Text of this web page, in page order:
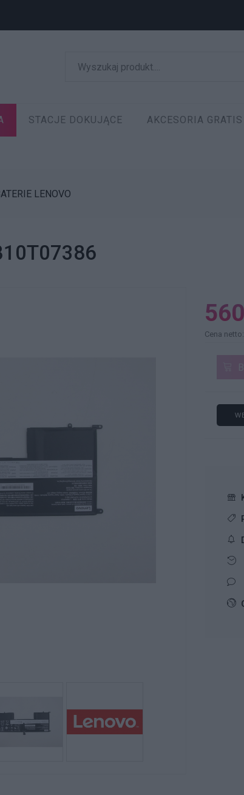
STACJE DOKUJĄCE AKCESORIA GRATIS
LENOVO
Cena